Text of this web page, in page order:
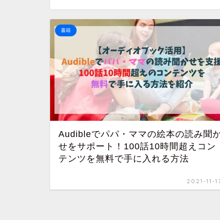
書籍
Audibleでパパ・ママの絵本の読み聞
せをサポート！100話10時間超えコン
テンツを無料で手に入れる方法
2021-11-